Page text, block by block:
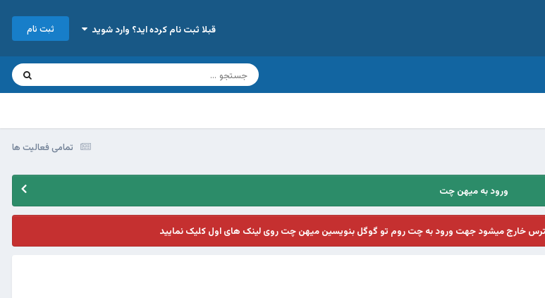
قبلا ثبت نام کرده اید؟ وارد شوید ثبت نام
تمامی فعالیت ها
ورود به میهن چت
خارج میشود جهت ورود به چت روم تو گوگل بنویسین میهن چت روی لینک های اول کلیک نمایید